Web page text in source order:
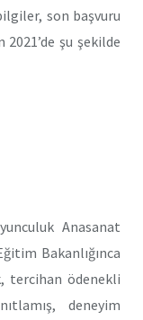
son başvuru
şu şekilde
Anasanat
Bakanlığınca
tercihan ödenekli
deneyim